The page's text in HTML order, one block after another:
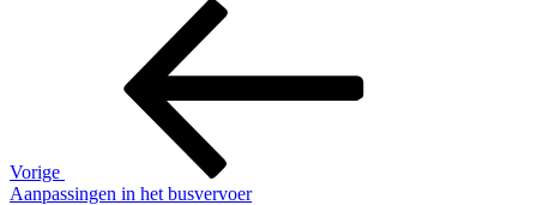
Vorige
Aanpassingen in het busvervoer